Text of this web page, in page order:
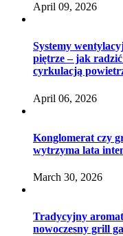
April 09, 2026
Systemy
piętrze – jak radzić
cyrkulacją
April 06, 2026
Konglomerat czy
wytrzyma lata
March 30, 2026
Tradycyjny
nowoczesny grill